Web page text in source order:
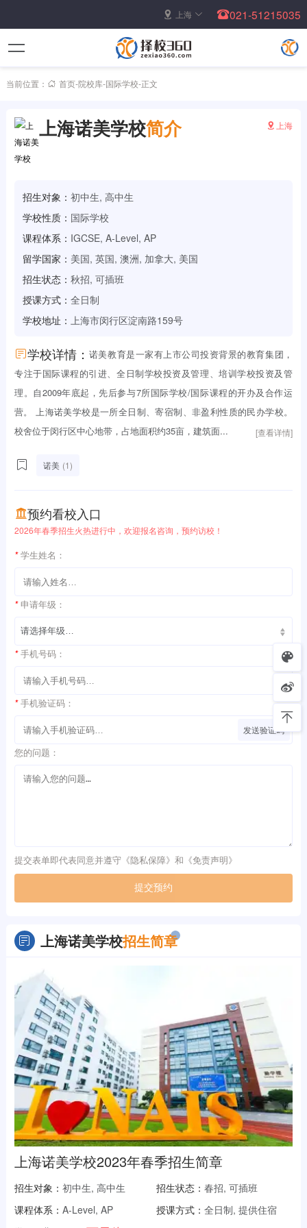
上海 021-51215035
当前位置： 首页-院校库-国际学校-正文
上海诺美学校简介 上海
招生对象： 初中生, 高中生
学校性质： 国际学校
课程体系： IGCSE, A-Level, AP
留学国家： 美国, 英国, 澳洲, 加拿大, 美国
招生状态： 秋招, 可插班
授课方式： 全日制
学校地址： 上海市闵行区淀南路159号
学校详情： 诺美教育是一家有上市公司投资背景的教育集团，
专注于国际课程的引进、全日制学校投资及管理、培训学校投资及管
理。自2009年底起，先后参与7所国际学校/国际课程的开办及合作运
营。 上海诺美学校是一所全日制、寄宿制、非盈利性质的民办学校。
校舍位于闵行区中心地带，占地面积约35亩，建筑面...
[查看详情]
诺美 (1)
预约看校入口
2026年春季招生火热进行中，欢迎报名咨询，预约访校！
* 学生姓名：
* 申请年级：
* 手机号码：
* 手机验证码：
发送验证码
您的问题：
提交表单即代表同意并遵守《隐私保障》和《免责声明》
提交预约
上海诺美学校招生简章
上海诺美学校2023年春季招生简章
招生对象： 初中生, 高中生 招生状态： 春招, 可插班
课程体系： A-Level, AP 授课方式： 全日制, 提供住宿